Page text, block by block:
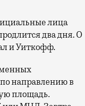
лица
два дня. О
и Уиткофф.
направлению в
площадь.